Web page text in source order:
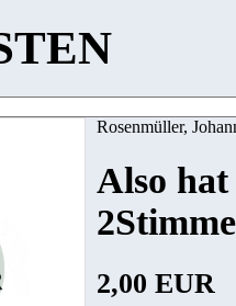
Rosenmüller,
Also
2,00 EUR